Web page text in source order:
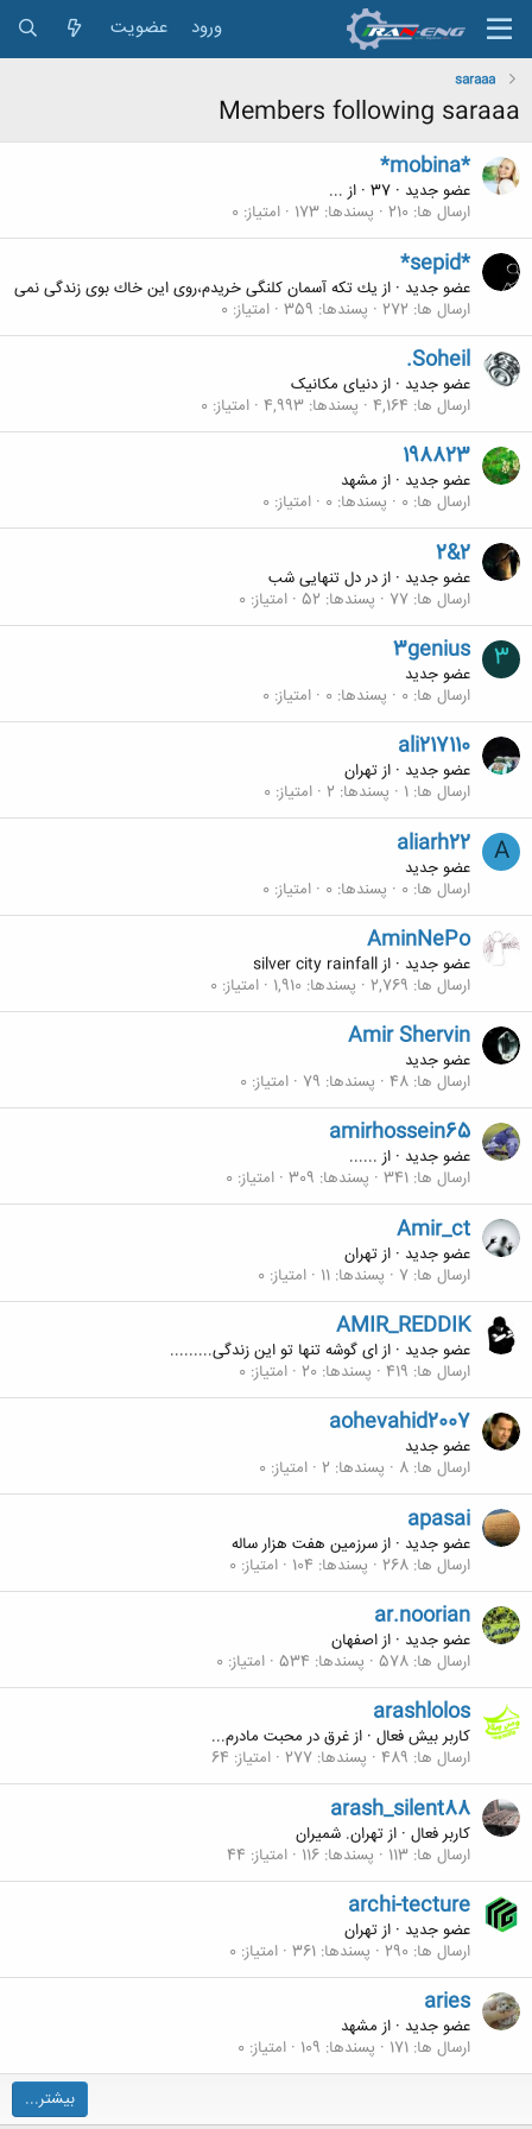
ورود عضویت
saraaa
Members following saraaa
*mobina*
عضو جدید ·
· از ...
ارسال ها 210 پسندها 173 امتیاز 0
*sepid*
عضو جدید · از یك تكه آسمان كلنگی خریدم،روی این خاك بوی زندگی نمی
ارسال ها 272 پسندها 359 امتیاز 0
.Soheil
عضو جدید · ازدنیای مکانیک
ارسال ها 4,164 پسندها 4,993 امتیاز 0
198823
عضو جدید · از مشهد
ارسال ها 0 پسندها 0 امتیاز 0
2&2
عضو جدید · ازدر دل تنهایی شب
ارسال ها 77 پسندها 52 امتیاز 0
3
3genius
عضو جدید
ارسال ها 0 پسندها 0 امتیاز 0
ali217110
عضو جدید · ازتهران
ارسال ها 1 پسندها 2 امتیاز 0
A
aliarh22
عضو جدید
ارسال ها 0 پسندها 0 امتیاز 0
AminNePo
عضو جدید · ازsilver city rainfall
ارسال ها 2,769 پسندها 1,910 امتیاز 0
Amir Shervin
عضو جدید
ارسال ها 48 پسندها 79 امتیاز 0
amirhossein65
عضو جدید · از ......
ارسال ها 341 پسندها 309 امتیاز 0
Amir_ct
عضو جدید · ازتهران
ارسال ها 7 پسندها 11 امتیاز 0
AMIR_REDDIK
عضو جدید · ازای گوشه تنها تو این زندگی.........
ارسال ها 419 پسندها 20 امتیاز 0
aohevahid2007
عضو جدید
ارسال ها 8 پسندها 2 امتیاز 0
apasai
عضو جدید · ازسرزمین هفت هزار ساله
ارسال ها 268 پسندها 104 امتیاز 0
ar.noorian
عضو جدید · ازاصفهان
ارسال ها 578 پسندها 534 امتیاز 0
arashlolos
کاربر بیش فعال · ازغرق در محبت مادرم...
ارسال ها 489 پسندها 277 امتیاز 64
arash_silent88
کاربر فعال · ازتهران. شمیران
ارسال ها 113 پسندها 116 امتیاز 44
archi-tecture
عضو جدید · ازتهران
ارسال ها 290 پسندها 361 امتیاز 0
aries
عضو جدید · از مشهد
ارسال ها 171 پسندها 109 امتیاز 0
بیشتر...